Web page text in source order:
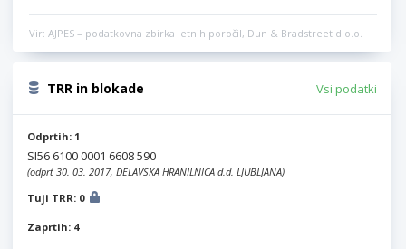
Vir: AJPES – podatkovna zbirka letnih poročil, Dun & Bradstreet d.o.o.
TRR in blokade Vsi podatki
Odprtih: 1
SI56 6100 0001 6608 590
(odprt 30. 03. 2017, DELAVSKA HRANILNICA d.d. LJUBLJANA)
Tuji TRR: 0
Zaprtih: 4